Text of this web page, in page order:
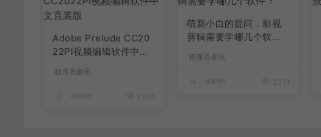
Adobe Prelude CC20
22Pl视频编辑软件中文
程序员资讯
admin 2,621
萌新小白的提问，影视
剪辑需要学哪几个软
程序员资讯
admin 2,711